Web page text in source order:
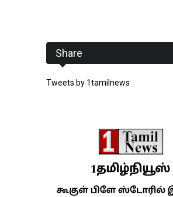
Share
Tweets by 1tamilnews